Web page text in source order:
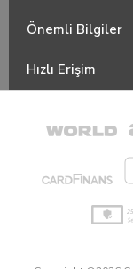
Önemli Bilgiler
Hızlı Erişim